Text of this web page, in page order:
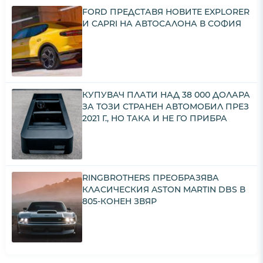
FORD ПРЕДСТАВЯ НОВИТЕ EXPLORER
И CAPRI НА АВТОСАЛОНА В СОФИЯ
КУПУВАЧ ПЛАТИ НАД 38 000 ДОЛАРА
ЗА ТОЗИ СТРАНЕН АВТОМОБИЛ ПРЕЗ
2021 Г., НО ТАКА И НЕ ГО ПРИБРА
RINGBROTHERS ПРЕОБРАЗЯВА
КЛАСИЧЕСКИЯ ASTON MARTIN DBS В
805-КОНЕН ЗВЯР